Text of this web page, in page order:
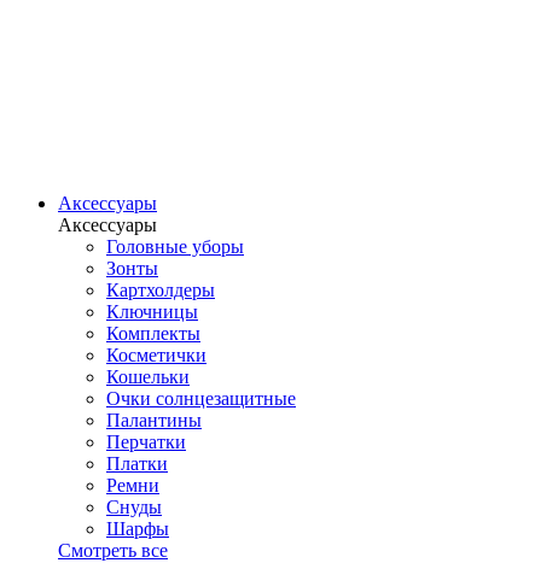
Аксессуары
Аксессуары
Головные уборы
Зонты
Картхолдеры
Ключницы
Комплекты
Косметички
Кошельки
Очки солнцезащитные
Палантины
Перчатки
Платки
Ремни
Снуды
Шарфы
Смотреть все